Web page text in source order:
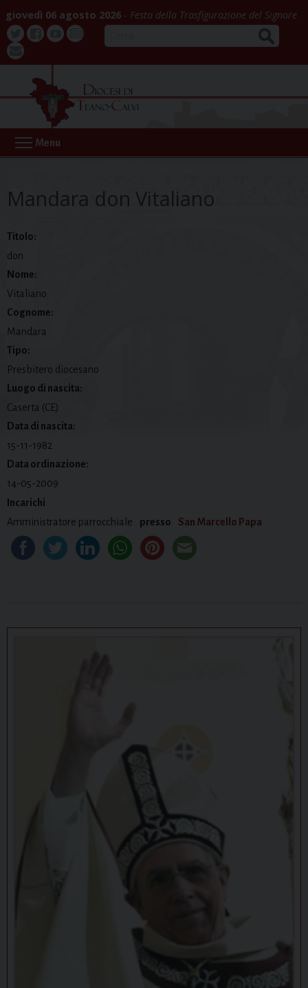
to
content
giovedì 06 agosto 2026 Festa della Trasfigurazione del Signore
Twitter
Buona
webmail
Menu
Mandara don Vitaliano
Titolo:
don
Nome:
Vitaliano
Cognome:
Mandara
Tipo:
Presbitero diocesano
Luogo di nascita:
Caserta (CE)
Data di nascita:
15-11-1982
Data ordinazione:
14-05-2009
Incarichi
Amministratore parrocchiale
presso San Marcello Papa